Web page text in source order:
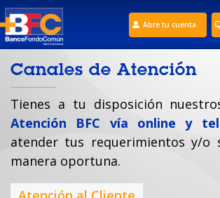
Abre tu cuenta
Canales de Atención
Tienes a tu disposición
Atención BFC vía online y
atender tus requerimientos y/o
manera oportuna.